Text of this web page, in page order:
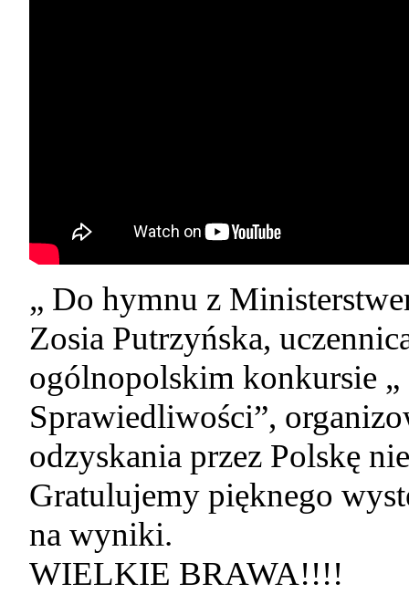
„ Do hymnu z
Zosia Putrzyńska,
ogólnopolskim konkursie
Sprawiedliwości”,
odzyskania przez Polskę
Gratulujemy pięknego
na wyniki.
WIELKIE BRAWA!!!!